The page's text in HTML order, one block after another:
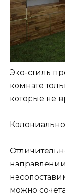
Эко-стиль
комнате
которые не
можно